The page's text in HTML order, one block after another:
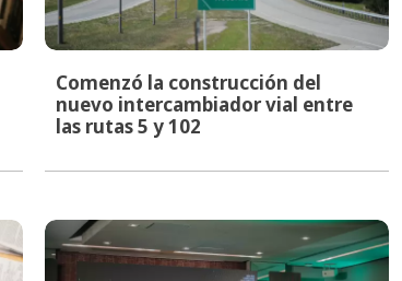
Comenzó la construcción del
nuevo intercambiador vial entre
las rutas 5 y 102